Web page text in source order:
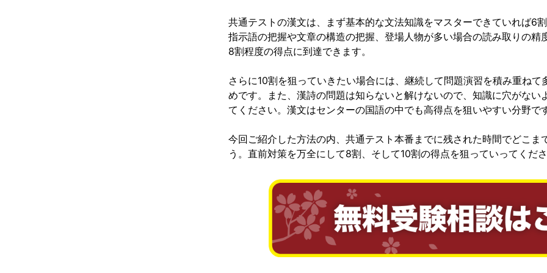
共通テストの漢文は、まず基本的な文法知識をマスターできていれば6
指示語の把握や文章の構造の把握、登場人物が多い場合の読み取りの
8割程度の得点に到達できます。
さらに10割を狙っていきたい場合には、継続して問題演習を積み重ね
めです。また、漢詩の問題は知らないと解けないので、知識に穴がな
てください。漢文はセンターの国語の中でも高得点を狙いやすい分野で
今回ご紹介した方法の内、共通テスト本番までに残された時間でどこ
う。直前対策を万全にして8割、そして10割の得点を狙っていってくだ